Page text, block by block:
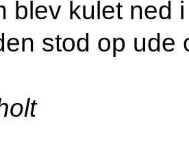
blev kulet ned
stod op ude